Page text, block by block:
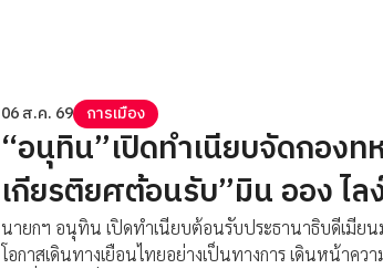
06 ส.ค. 69 การเมือง
“อนุทิน”เปิดทำเนียบจัดกองท
เกียรติยศต้อนรับ”มิน ออง ไล
นายกฯ อนุทิน เปิดทำเนียบต้อนรับประธานาธิบดีเมียน
โอกาสเดินทางเยือนไทยอย่างเป็นทางการ เดินหน้าคว